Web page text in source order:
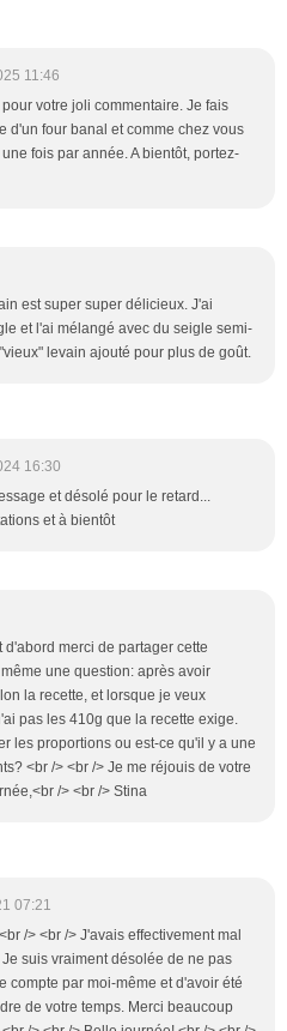
11:46
votre joli commentaire. Je fais
d'un four banal et comme chez vous
fois par année. A bientôt, portez-
est super super délicieux. J'ai
et l'ai mélangé avec du seigle semi-
levain ajouté pour plus de goût.
16:30
et désolé pour le retard...
et à bientôt
d'abord merci de partager cette
une question: après avoir
la recette, et lorsque je veux
pas les 410g que la recette exige.
les proportions ou est-ce qu'il y a une
<br /> <br /> Je me réjouis de votre
/> <br /> Stina
07:21
/> <br /> J'avais effectivement mal
suis vraiment désolée de ne pas
compte par moi-même et d'avoir été
de votre temps. Merci beaucoup